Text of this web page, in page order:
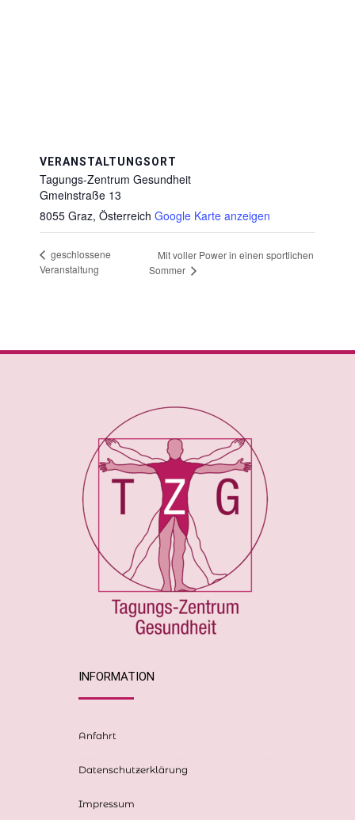
VERANSTALTUNGSORT
Tagungs-Zentrum Gesundheit
Gmeinstraße 13
8055 Graz, Österreich Google Karte anzeigen
geschlossene
Veranstaltung
Mit voller Power in einen sportlichen
Sommer
INFORMATION
Anfahrt
Datenschutzerklärung
Impressum